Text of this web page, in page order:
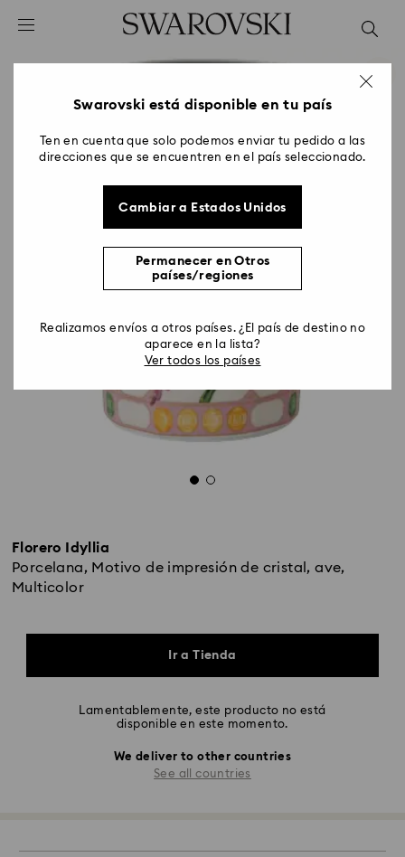
Accesskeys list
2 - Footer
Florero Idyllia
Porcelana, Motivo de impresión de cristal, ave,
Multicolor
Ir a Tienda
Lamentablemente, este producto no está
disponible en este momento.
We deliver to other countries
See all countries
Swarovski está disponible en tu país
Ten en cuenta que solo podemos enviar tu pedido a las
direcciones que se encuentren en el país seleccionado.
Cambiar a Estados Unidos
Permanecer en Otros
países/regiones
Realizamos envíos a otros países. ¿El país de destino no
aparece en la lista?
Ver todos los países